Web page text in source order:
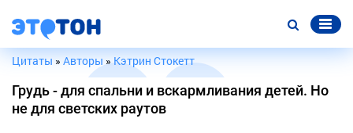
Цитаты » Авторы »Кэтрин Стокетт
Грудь - для спальни и вскармливания детей. Но
не для светских раутов